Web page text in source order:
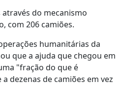
do mecanismo
com 206 camiões.
humanitárias da
que a ajuda que chegou em
"fração do que é
dezenas de camiões em vez